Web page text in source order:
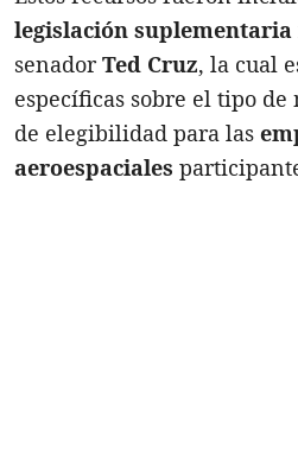
legislación suplementaria
senadorTed Cruz, la cual
específicas sobre el tipo
de elegibilidad para las
aeroespaciales